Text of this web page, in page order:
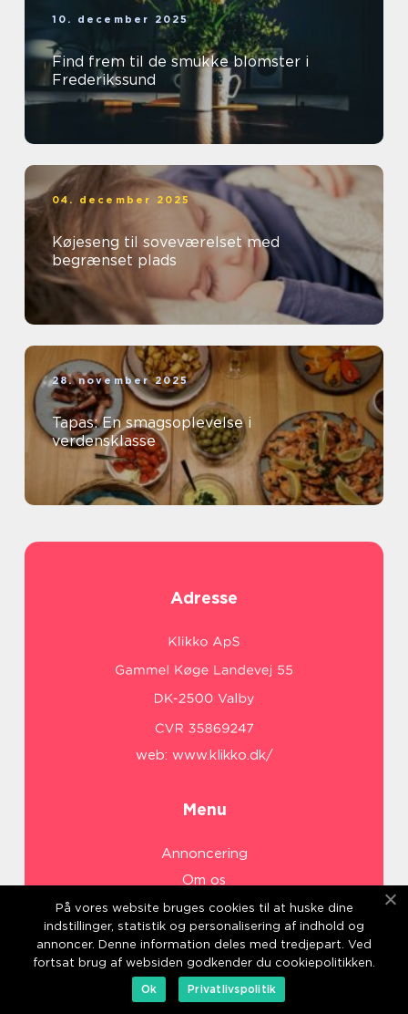
10. december 2025
Find frem til de smukke blomster i
Frederikssund
04. december 2025
Køjeseng til soveværelset med
begrænset plads
28. november 2025
Tapas: En smagsoplevelse i
verdensklasse
Adresse
web: www.klikko.dk/
Menu
Annoncering
Om os
Cookies
Kontakt os
Sitemap
På vores website bruges cookies til at huske dine
indstillinger, statistik og personalisering af indhold og
annoncer. Denne information deles med tredjepart. Ved
fortsat brug af websiden godkender du cookiepolitikken.
Ok
Privatlivspolitik